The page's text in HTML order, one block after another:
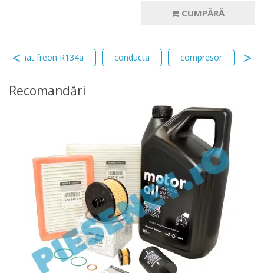
CUMPĂRĂ
freon R134a conducta compresor
Recomandări